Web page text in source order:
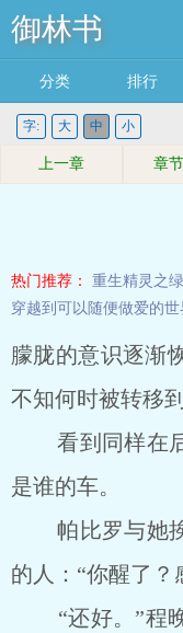
御林书
分类 排行
字: 大 中 小
上一章 章
热门推荐： 重生精灵之
穿越到可以随便做爱的世
朦胧的意识逐渐
不知何时被转移
看到同样在后
是谁的车。
帕比罗与她挨
的人：“你醒了？
“还好。”程晚